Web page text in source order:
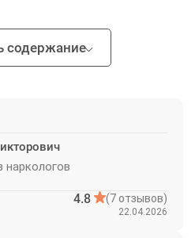
содержание
4.8 (7 отзывов)
22.04.2026